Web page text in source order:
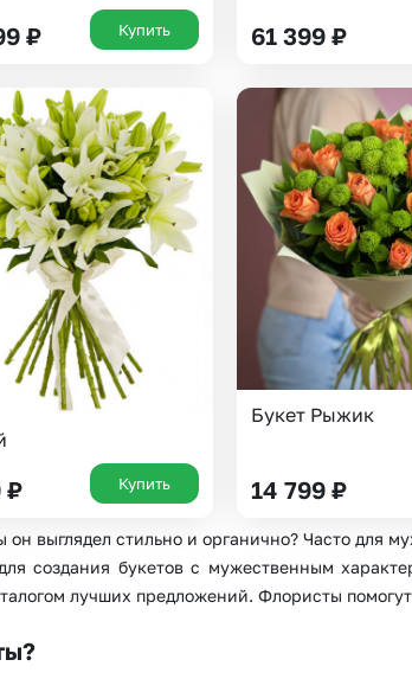
₽ Купить 61 399 ₽
₽ Купить
Букет Рыжик
14 799 ₽
он выглядел стильно и органично? Часто
создания букетов с мужественным
лучших предложений. Флористы